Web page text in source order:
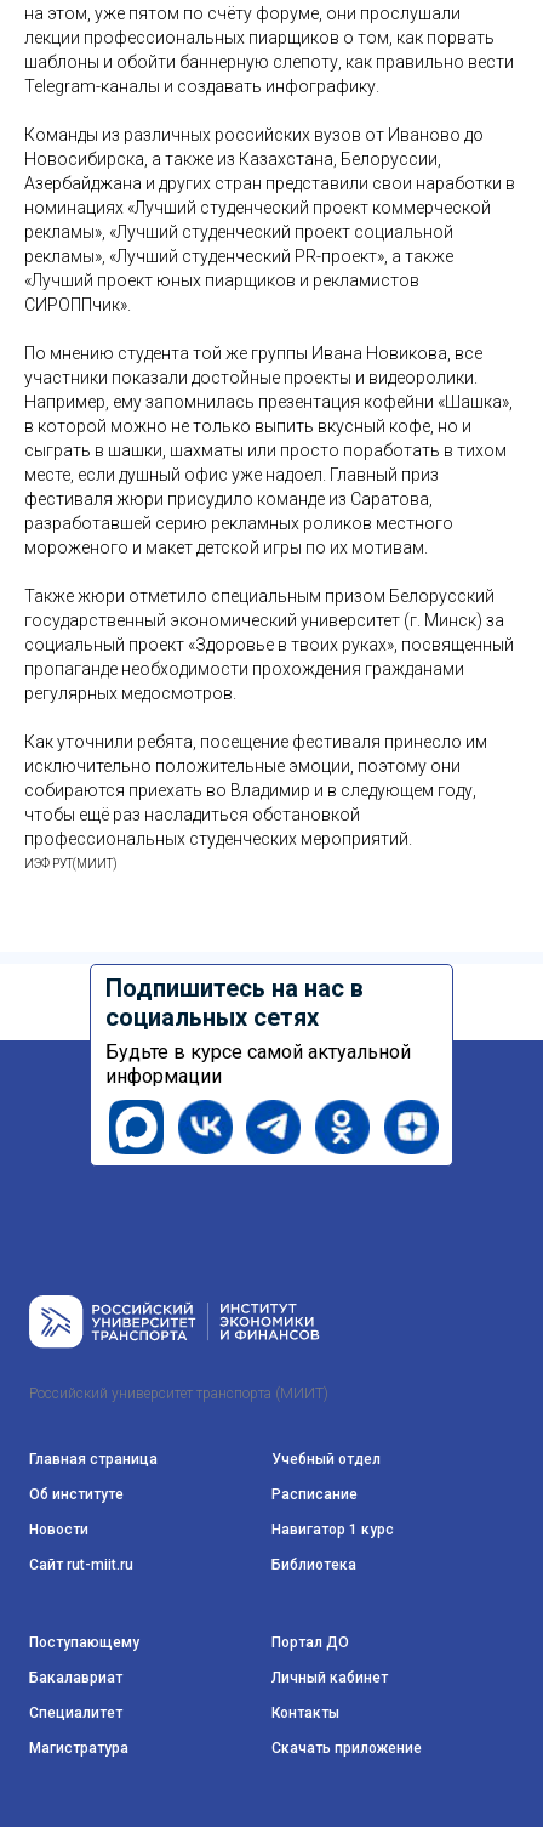
на этом, уже пятом по счёту форуме, они прослушали
лекции профессиональных пиарщиков о том, как порвать
шаблоны и обойти баннерную слепоту, как правильно вести
Telegram-каналы и создавать инфографику.
Команды из различных российских вузов от Иваново до
Новосибирска, а также из Казахстана, Белоруссии,
Азербайджана и других стран представили свои наработки в
номинациях «Лучший студенческий проект коммерческой
рекламы», «Лучший студенческий проект социальной
рекламы», «Лучший студенческий PR-проект», а также
«Лучший проект юных пиарщиков и рекламистов
СИРОППчик».
По мнению студента той же группы Ивана Новикова, все
участники показали достойные проекты и видеоролики.
Например, ему запомнилась презентация кофейни «Шашка»,
в которой можно не только выпить вкусный кофе, но и
сыграть в шашки, шахматы или просто поработать в тихом
месте, если душный офис уже надоел. Главный приз
фестиваля жюри присудило команде из Саратова,
разработавшей серию рекламных роликов местного
мороженого и макет детской игры по их мотивам.
Также жюри отметило специальным призом Белорусский
государственный экономический университет (г. Минск) за
социальный проект «Здоровье в твоих руках», посвященный
пропаганде необходимости прохождения гражданами
регулярных медосмотров.
Как уточнили ребята, посещение фестиваля принесло им
исключительно положительные эмоции, поэтому они
собираются приехать во Владимир и в следующем году,
чтобы ещё раз насладиться обстановкой
профессиональных студенческих мероприятий.
ИЭФ РУТ(МИИТ)
Подпишитесь на нас в
социальных сетях
Будьте в курсе самой актуальной
информации
Российский университет транспорта (МИИТ)
Главная страница
Об институте
Новости
Сайт rut-miit.ru
Учебный отдел
Расписание
Навигатор 1 курс
Библиотека
Поступающему
Бакалавриат
Специалитет
Магистратура
Портал ДО
Личный кабинет
Контакты
Скачать приложение